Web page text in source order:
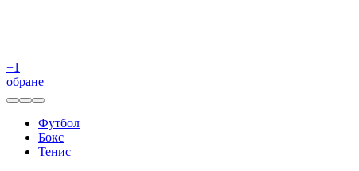
+1
обране
Футбол
Бокс
Тенис